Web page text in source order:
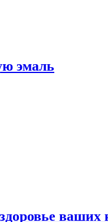
эмаль
ваших